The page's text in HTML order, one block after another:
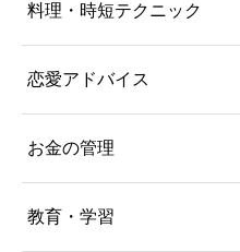
料理・時短テクニック
恋愛アドバイス
お金の管理
教育・学習